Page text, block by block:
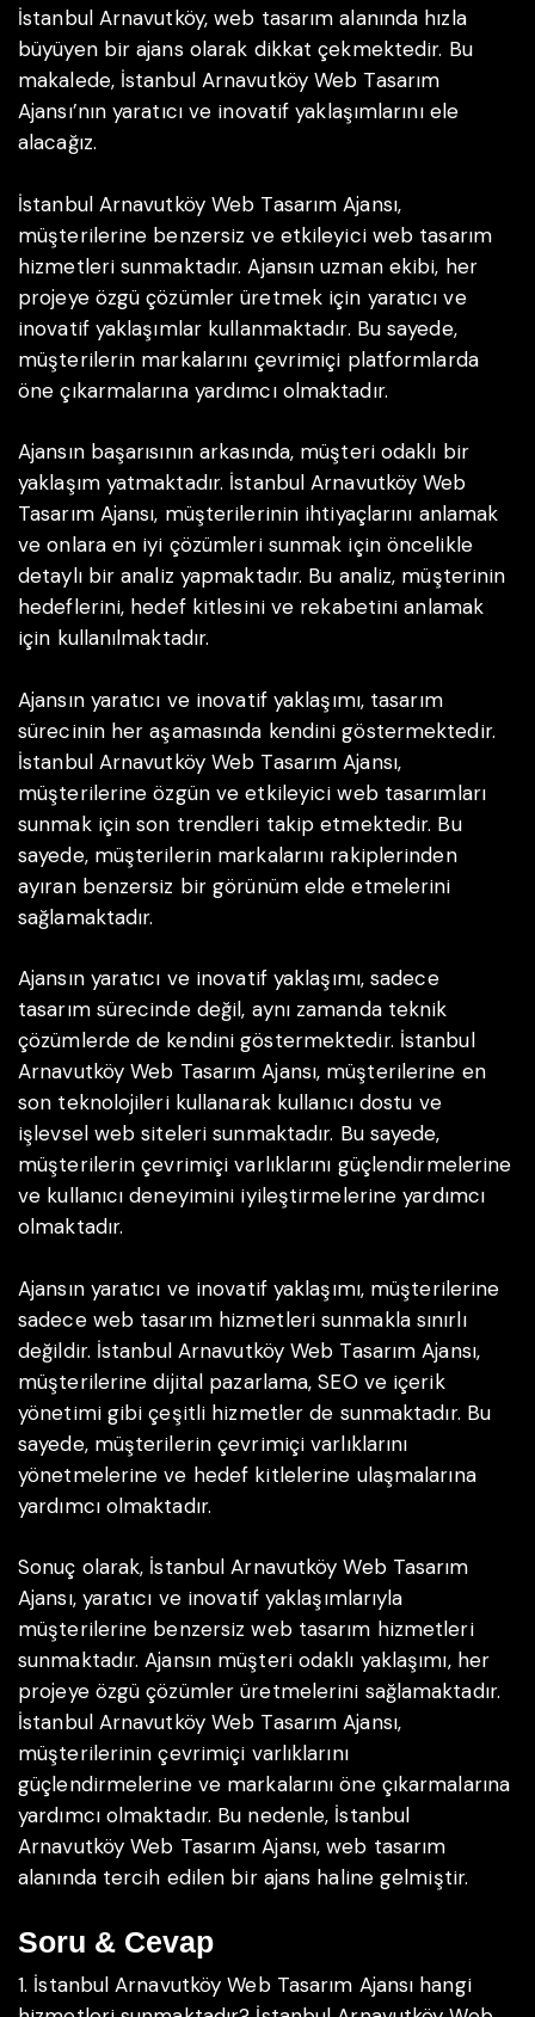
İstanbul Arnavutköy, web tasarım alanında hızla
büyüyen bir ajans olarak dikkat çekmektedir. Bu
makalede, İstanbul Arnavutköy Web Tasarım
Ajansı’nın yaratıcı ve inovatif yaklaşımlarını ele
alacağız.
İstanbul Arnavutköy Web Tasarım Ajansı,
müşterilerine benzersiz ve etkileyici web tasarım
hizmetleri sunmaktadır. Ajansın uzman ekibi, her
projeye özgü çözümler üretmek için yaratıcı ve
inovatif yaklaşımlar kullanmaktadır. Bu sayede,
müşterilerin markalarını çevrimiçi platformlarda
öne çıkarmalarına yardımcı olmaktadır.
Ajansın başarısının arkasında, müşteri odaklı bir
yaklaşım yatmaktadır. İstanbul Arnavutköy Web
Tasarım Ajansı, müşterilerinin ihtiyaçlarını anlamak
ve onlara en iyi çözümleri sunmak için öncelikle
detaylı bir analiz yapmaktadır. Bu analiz, müşterinin
hedeflerini, hedef kitlesini ve rekabetini anlamak
için kullanılmaktadır.
Ajansın yaratıcı ve inovatif yaklaşımı, tasarım
sürecinin her aşamasında kendini göstermektedir.
İstanbul Arnavutköy Web Tasarım Ajansı,
müşterilerine özgün ve etkileyici web tasarımları
sunmak için son trendleri takip etmektedir. Bu
sayede, müşterilerin markalarını rakiplerinden
ayıran benzersiz bir görünüm elde etmelerini
sağlamaktadır.
Ajansın yaratıcı ve inovatif yaklaşımı, sadece
tasarım sürecinde değil, aynı zamanda teknik
çözümlerde de kendini göstermektedir. İstanbul
Arnavutköy Web Tasarım Ajansı, müşterilerine en
son teknolojileri kullanarak kullanıcı dostu ve
işlevsel web siteleri sunmaktadır. Bu sayede,
müşterilerin çevrimiçi varlıklarını güçlendirmelerine
ve kullanıcı deneyimini iyileştirmelerine yardımcı
olmaktadır.
Ajansın yaratıcı ve inovatif yaklaşımı, müşterilerine
sadece web tasarım hizmetleri sunmakla sınırlı
değildir. İstanbul Arnavutköy Web Tasarım Ajansı,
müşterilerine dijital pazarlama, SEO ve içerik
yönetimi gibi çeşitli hizmetler de sunmaktadır. Bu
sayede, müşterilerin çevrimiçi varlıklarını
yönetmelerine ve hedef kitlelerine ulaşmalarına
yardımcı olmaktadır.
Sonuç olarak, İstanbul Arnavutköy Web Tasarım
Ajansı, yaratıcı ve inovatif yaklaşımlarıyla
müşterilerine benzersiz web tasarım hizmetleri
sunmaktadır. Ajansın müşteri odaklı yaklaşımı, her
projeye özgü çözümler üretmelerini sağlamaktadır.
İstanbul Arnavutköy Web Tasarım Ajansı,
müşterilerinin çevrimiçi varlıklarını
güçlendirmelerine ve markalarını öne çıkarmalarına
yardımcı olmaktadır. Bu nedenle, İstanbul
Arnavutköy Web Tasarım Ajansı, web tasarım
alanında tercih edilen bir ajans haline gelmiştir.
Soru & Cevap
1. İstanbul Arnavutköy Web Tasarım Ajansı hangi